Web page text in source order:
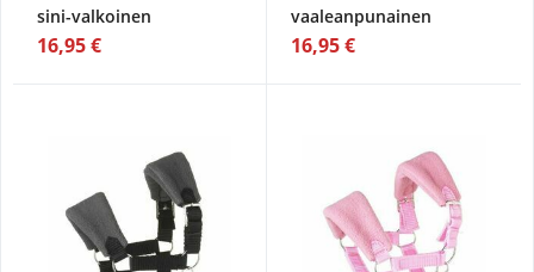
sini-valkoinen
16,95 €
vaaleanpunainen
16,95 €